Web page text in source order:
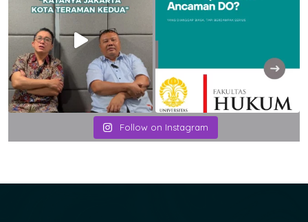
Follow on Instagram